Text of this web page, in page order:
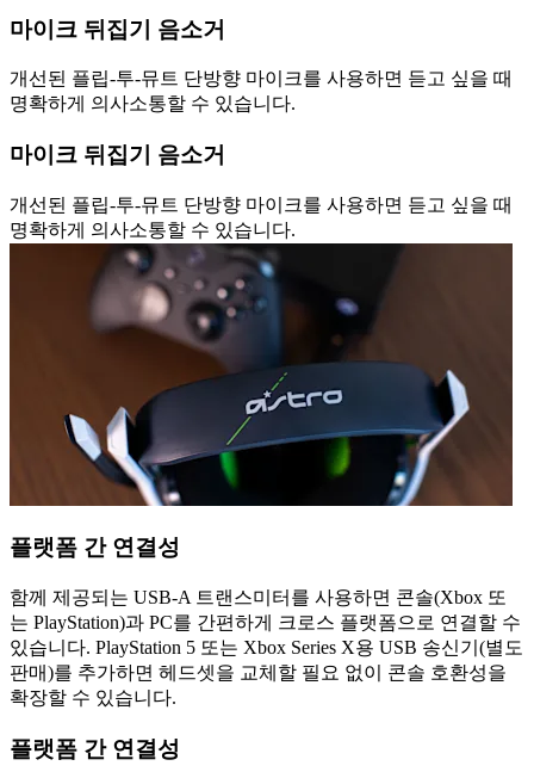
마이크 뒤집기 음소거
개선된 플립-투-뮤트 단방향 마이크를 사용하면 듣고 싶을 때
명확하게 의사소통할 수 있습니다.
마이크 뒤집기 음소거
개선된 플립-투-뮤트 단방향 마이크를 사용하면 듣고 싶을 때
명확하게 의사소통할 수 있습니다.
플랫폼 간 연결성
함께 제공되는 USB-A 트랜스미터를 사용하면 콘솔(Xbox 또
는 PlayStation)과 PC를 간편하게 크로스 플랫폼으로 연결할 수
있습니다. PlayStation 5 또는 Xbox Series X용 USB 송신기(별도
판매)를 추가하면 헤드셋을 교체할 필요 없이 콘솔 호환성을
확장할 수 있습니다.
플랫폼 간 연결성